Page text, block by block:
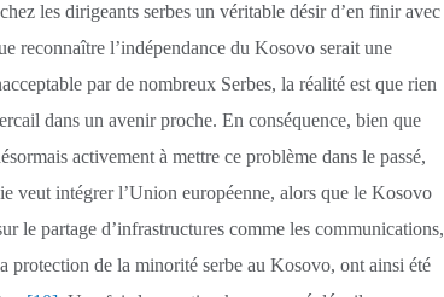
les dirigeants serbes un véritable désir d’en finir avec
reconnaître l’indépendance du Kosovo serait une
par de nombreux Serbes, la réalité est que rien
dans un avenir proche. En conséquence, bien que
activement à mettre ce problème dans le passé,
veut intégrer l’Union européenne, alors que le Kosovo
le partage d’infrastructures comme les communications,
protection de la minorité serbe au Kosovo, ont ainsi été